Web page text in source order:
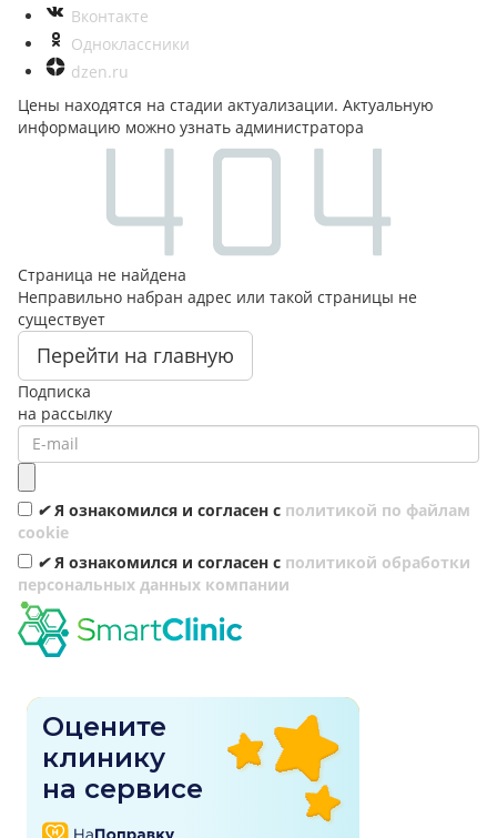
Вконтакте
Одноклассники
dzen.ru
Цены находятся на стадии актуализации. Актуальную
информацию можно узнать администратора
Страница не найдена
Неправильно набран адрес или такой страницы не
существует
Перейти на главную
Подписка
на рассылку
✔ Я ознакомился и согласен с политикой по файлам
cookie
✔ Я ознакомился и согласен с политикой обработки
персональных данных компании